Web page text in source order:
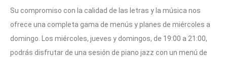
Su compromiso con la calidad de las letras y la música nos
ofrece una completa gama de menús y planes de miércoles a
domingo. Los miércoles, jueves y domingos, de 19:00 a 21:00,
podrás disfrutar de una sesión de piano jazz con un menú de